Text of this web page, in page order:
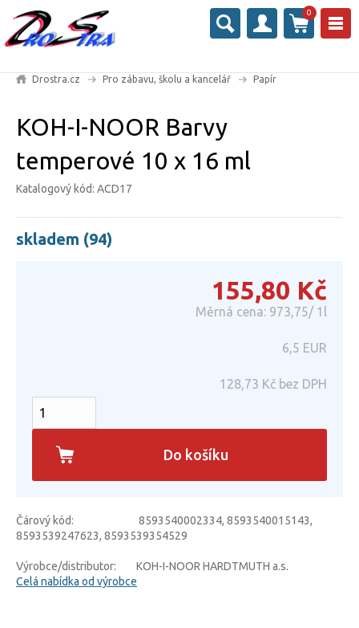
0
Drostra.cz Pro zábavu, školu a kancelář Papír
KOH-I-NOOR Barvy
temperové 10 x 16 ml
Katalogový kód: ACD17
skladem (94)
155,80 Kč
Měrná cena: 973,75/ 1l
6,5 EUR
128,73 Kč bez DPH
Do košíku
Čárový kód:
8593540002334, 8593540015143,
8593539247623, 8593539354529
Výrobce/distributor:
KOH-I-NOOR HARDTMUTH a.s.
Celá nabídka od výrobce